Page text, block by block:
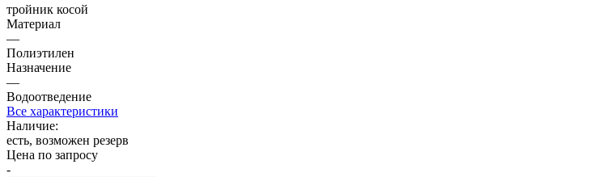
тройник косой
Материал
—
Полиэтилен
Назначение
—
Водоотведение
Все характеристики
Наличие:
есть, возможен резерв
Цена по запросу
-